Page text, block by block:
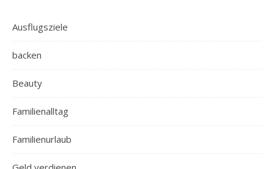
Ausflugsziele
backen
Beauty
Familienalltag
Familienurlaub